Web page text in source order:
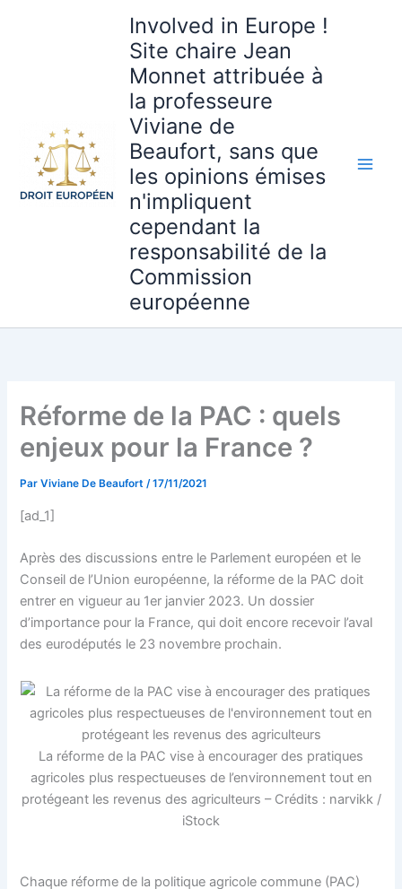
Involved in Europe !
Site chaire Jean
Monnet attribuée à
la professeure
Viviane de
Beaufort, sans que
les opinions émises
n'impliquent
cependant la
responsabilité de la
Commission
européenne
Réforme de la PAC : quels
enjeux pour la France ?
ParViviane De Beaufort/17/11/2021
[ad_1]
Après des discussions entre le Parlement européen et le
Conseil de l’Union européenne, la réforme de la PAC doit
entrer en vigueur au 1er janvier 2023. Un dossier
d’importance pour la France, qui doit encore recevoir l’aval
des eurodéputés le 23 novembre prochain.
La réforme de la PAC vise à encourager des pratiques
agricoles plus respectueuses de l’environnement tout en
protégeant les revenus des agriculteurs – Crédits : narvikk /
iStock
Chaque réforme de la politique agricole commune (PAC)